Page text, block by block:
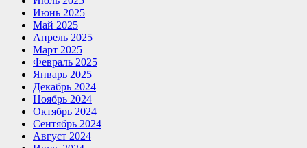
Июнь 2025
Май 2025
Апрель 2025
Март 2025
Февраль 2025
Январь 2025
Декабрь 2024
Ноябрь 2024
Октябрь 2024
Сентябрь 2024
Август 2024